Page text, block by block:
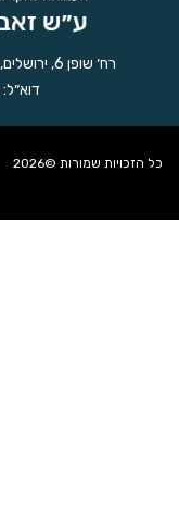
רח׳ שופן 6, ירושלים, 9219006
דוא״ל:
כל הזכויות שמורות ©2026